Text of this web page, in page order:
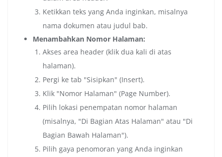
Ketikkan teks yang Anda inginkan, misalnya
nama dokumen atau judul bab.
Menambahkan Nomor Halaman:
Akses area header (klik dua kali di atas
halaman).
Pergi ke tab "Sisipkan" (Insert).
Klik "Nomor Halaman" (Page Number).
Pilih lokasi penempatan nomor halaman
(misalnya, "Di Bagian Atas Halaman" atau "Di
Bagian Bawah Halaman").
Pilih gaya penomoran yang Anda inginkan